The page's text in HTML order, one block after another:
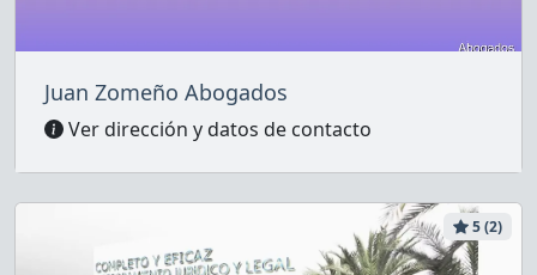
Juan Zomeño Abogados
Ver dirección y datos de contacto
5 (2)